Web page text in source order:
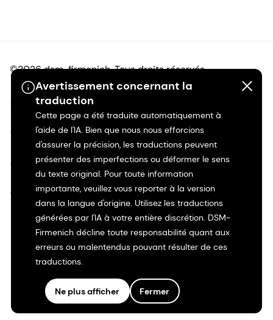
Avertissement concernant la
traduction
Cette page a été traduite automatiquement à
l'aide de l'IA. Bien que nous nous efforcions
d'assurer la précision, les traductions peuvent
présenter des imperfections ou déformer le sens
du texte original. Pour toute information
importante, veuillez vous reporter à la version
dans la langue d'origine. Utilisez les traductions
générées par l'IA à votre entière discrétion. DSM-
Firmenich décline toute responsabilité quant aux
erreurs ou malentendus pouvant résulter de ces
traductions.
Ne plus afficher Fermer
©2026 dsm-firmenich. Tous droits réservés.
Avis de confidentialité
Conditions d'utilisation
Conditions d'utilisation
Transparence en Californie
Déclaration d'accessibilité
Informations juridiques
Plan du site